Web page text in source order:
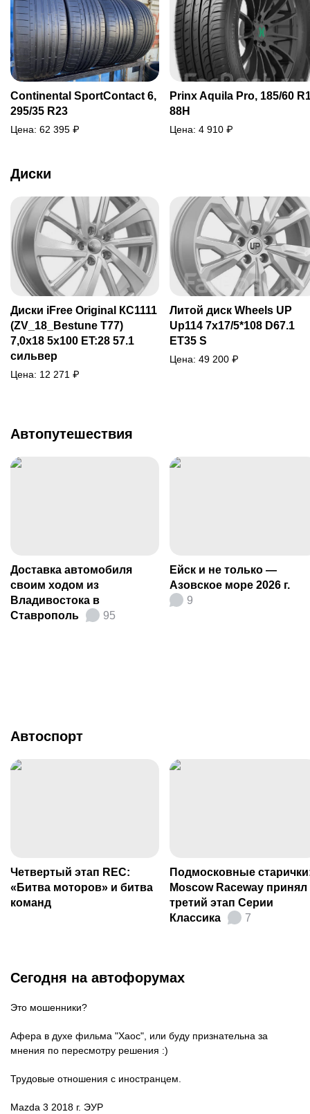
Continental SportContact 6,
295/35 R23
Цена: 62 395 ₽
Prinx Aquila Pro, 185/60
88H
Цена: 4 910 ₽
Диски
Диски iFree Original КС1111
(ZV_18_Bestune T77)
7,0x18 5x100 ET:28 57.1
сильвер
Цена: 12 271 ₽
Литой диск Wheels UP
Up114 7x17/5*108 D67.1
ET35 S
Цена: 49 200 ₽
Автопутешествия
Доставка автомобиля
своим ходом из
Владивостока в
Ставрополь
95
Ейск и не только —
Азовское море 2026 г.
9
Автоспорт
Четвертый этап REC:
«Битва моторов» и битва
команд
Подмосковные
Moscow Raceway принял
третий этап Серии
Классика
7
Сегодня на автофорумах
Это мошенники?
Афера в духе фильма "Хаос", или буду признательна за
мнения по пересмотру решения :)
Трудовые отношения с иностранцем.
Mazda 3 2018 г. ЭУР